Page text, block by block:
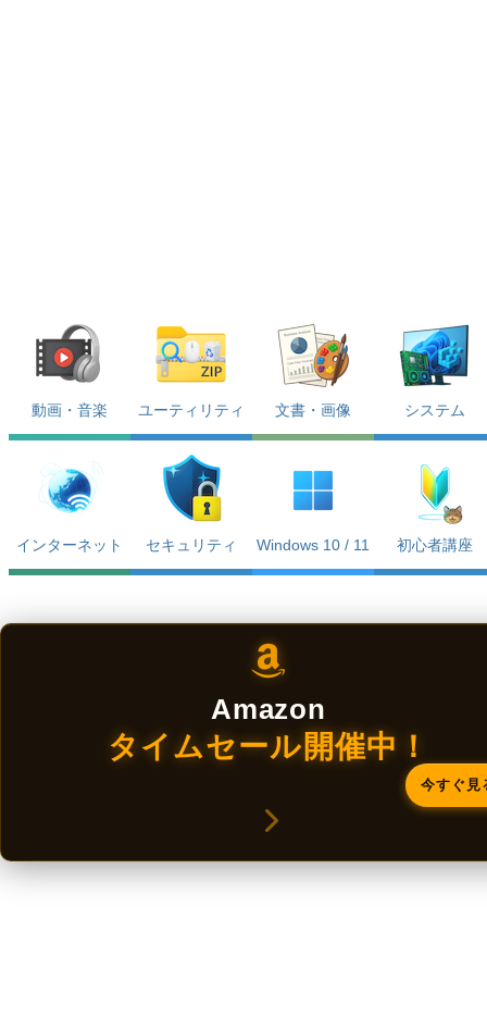
動画・音楽 ユーティリティ 文書・画像 システム
インターネット セキュリティ Windows 10 / 11 初心者講座
Amazon
タイムセール開催中！
今すぐ見